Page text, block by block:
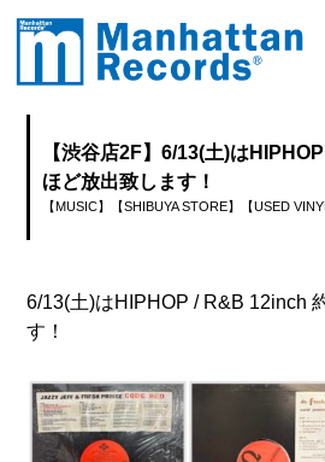
【渋谷店2F】6/13(土)は
ほど放出致します！
【MUSIC】 【SHIBUYA STORE】 【USED
6/13(土)はHIPHOP / R&B 12inch
す！